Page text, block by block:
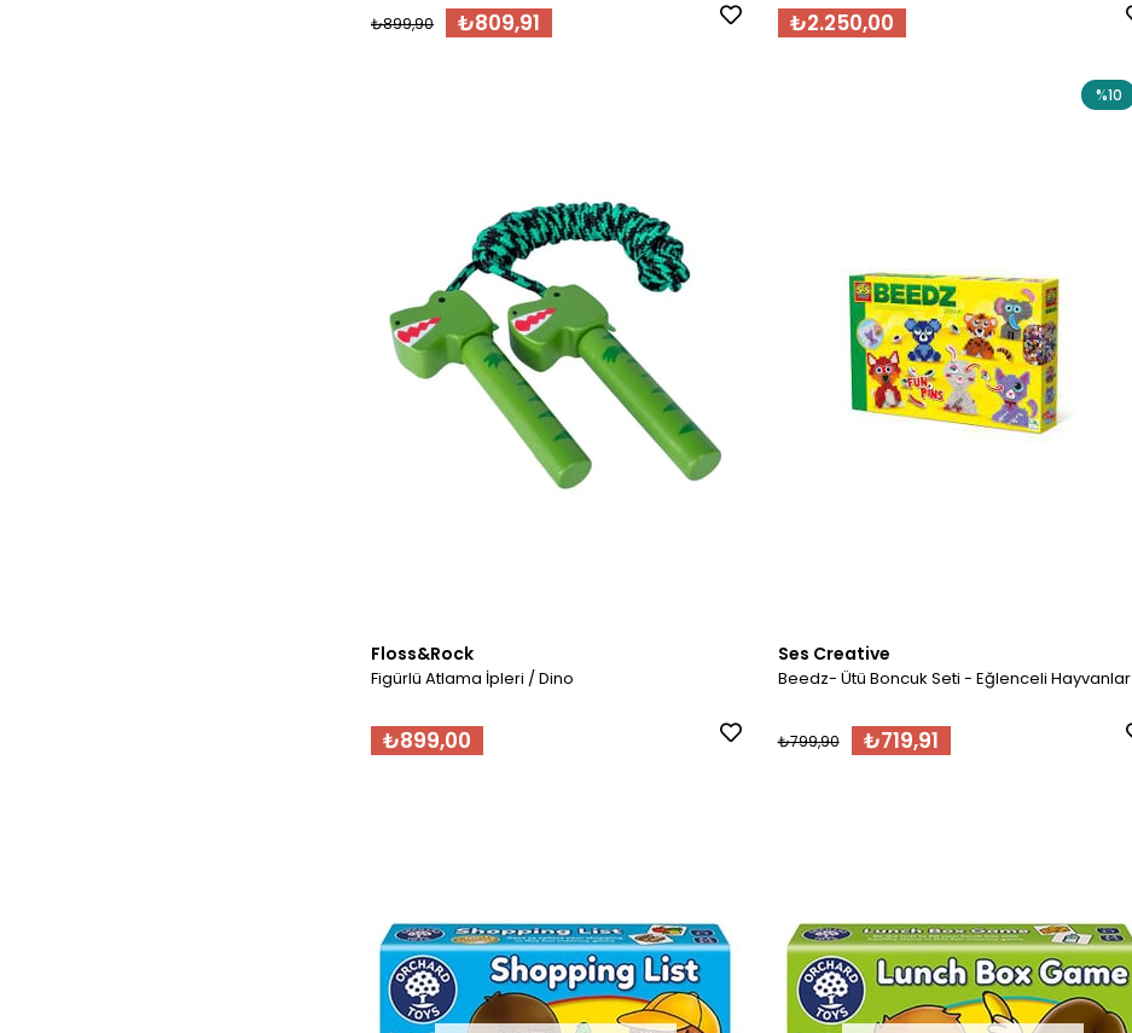
₺809,91
₺899,90 ₺2.250,00
Floss&Rock
Figürlü Atlama İpleri / Dino
₺899,00
Ses Creative
Beedz- Ütü Boncuk Seti - Eğlenceli Hayvanlar
₺719,91
₺799,90
%10